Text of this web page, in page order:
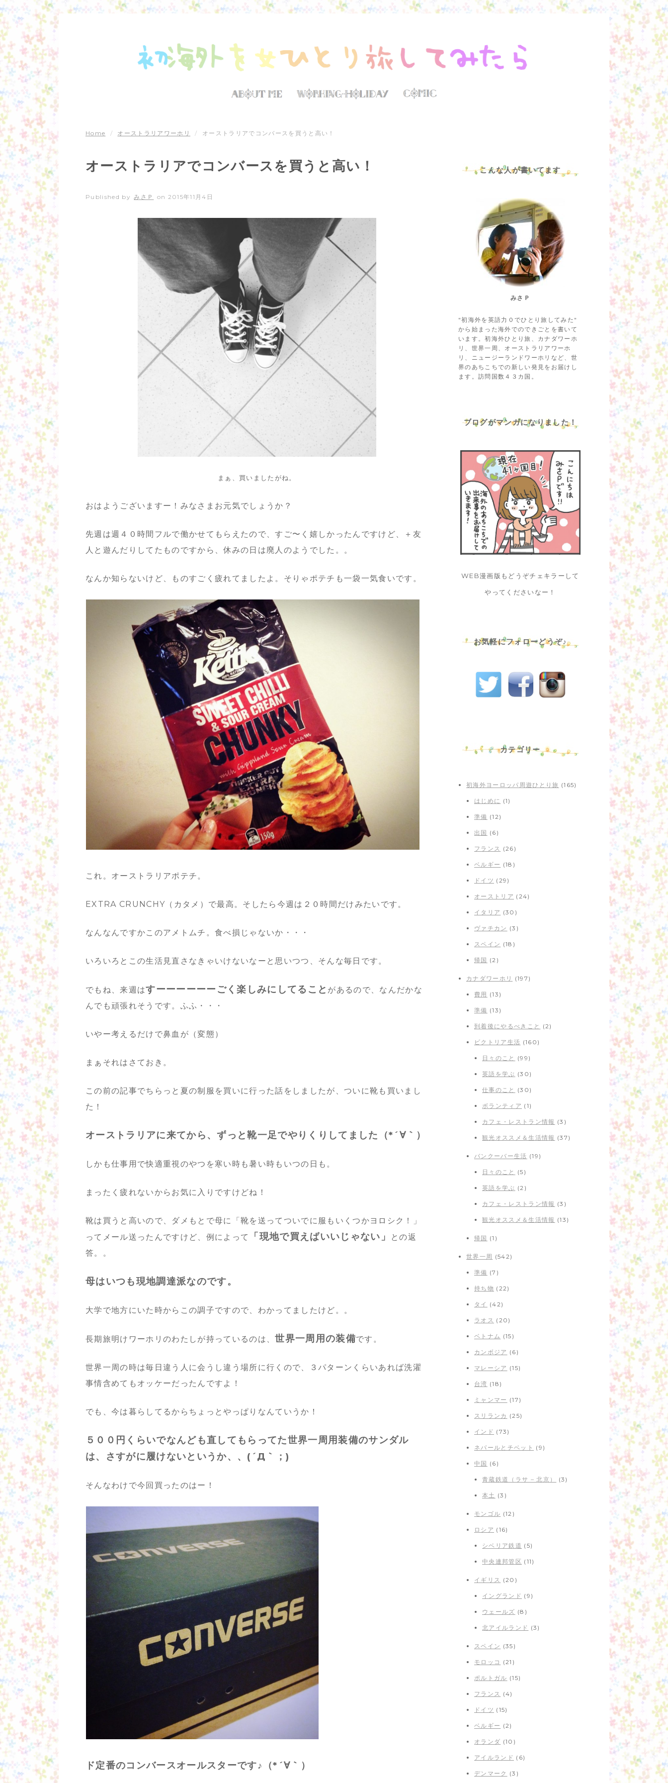
Home / オーストラリアワーホリ / オーストラリアでコンバースを買うと高い！
オーストラリアでコンバースを買うと高い！
Published by みさＰ on 2015年11月4日
まぁ、買いましたがね。
おはようございますー！みなさまお元気でしょうか？
先週は週４０時間フルで働かせてもらえたので、すご〜く嬉しかったんですけど、＋友
人と遊んだりしてたものですから、休みの日は廃人のようでした。。
なんか知らないけど、ものすごく疲れてましたよ。そりゃポテチも一袋一気食いです。
これ。オーストラリアポテチ。
EXTRA CRUNCHY（カタメ）で最高。そしたら今週は２０時間だけみたいです。
なんなんですかこのアメトムチ。食べ損じゃないか・・・
いろいろとこの生活見直さなきゃいけないなーと思いつつ、そんな毎日です。
でもね、来週はすーーーーーーごく楽しみにしてること があるので、なんだかな
んでも頑張れそうです。ふふ・・・
いやー考えるだけで鼻血が（変態）
まぁそれはさておき。
この前の記事でちらっと夏の制服を買いに行った話をしましたが、ついに靴も買いまし
た！
オーストラリアに来てから、ずっと靴一足でやりくりしてました（*´∀｀）
しかも仕事用で快適重視のやつを寒い時も暑い時もいつの日も。
まったく疲れないからお気に入りですけどね！
靴は買うと高いので、ダメもとで母に「靴を送ってついでに服もいくつかヨロシク！」
ってメール送ったんですけど、例によって
「現地で買えばいいじゃない」
との返
答。。
母はいつも現地調達派なのです。
大学で地方にいた時からこの調子ですので、わかってましたけど。。
長期旅明けワーホリのわたしが持っているのは、世界一周用の装備です。
世界一周の時は毎日違う人に会うし違う場所に行くので、３パターンくらいあれば洗濯
事情含めてもオッケーだったんですよ！
でも、今は暮らしてるからちょっとやっぱりなんていうか！
５００円くらいでなんども直してもらってた世界一周用装備のサンダル
は、さすがに履けないというか、、(´Д｀；)
そんなわけで今回買ったのはー！
ド定番のコンバースオールスターです♪（*´∀｀）
こんな人が書いてます
みさＰ
"初海外を英語力０でひとり旅してみた"
から始まった海外でのできごとを書いて
います。初海外ひとり旅、カナダワーホ
リ、世界一周、オーストラリアワーホ
リ、ニュージーランドワーホリなど、世
界のあちこちでの新しい発見をお届けし
ます。訪問国数４３カ国。
ブログがマンガになりました！
WEB漫画版もどうぞチェキラーして
やってくださいなー！
お気軽にフォローどうぞ♪
カテゴリー
初海外ヨーロッパ周遊ひとり旅 (165)
はじめに (1)
準備 (12)
出国 (6)
フランス (26)
ベルギー (18)
ドイツ (29)
オーストリア (24)
イタリア (30)
ヴァチカン (3)
スペイン (18)
帰国 (2)
カナダワーホリ (197)
費用 (13)
準備 (13)
到着後にやるべきこと (2)
ビクトリア生活 (160)
日々のこと (99)
英語を学ぶ (30)
仕事のこと (30)
ボランティア (1)
カフェ・レストラン情報 (3)
観光オススメ＆生活情報 (37)
バンクーバー生活 (19)
日々のこと (5)
英語を学ぶ (2)
カフェ・レストラン情報 (3)
観光オススメ＆生活情報 (13)
帰国 (1)
世界一周 (542)
準備 (7)
持ち物 (22)
タイ (42)
ラオス (20)
ベトナム (15)
カンボジア (6)
マレーシア (15)
台湾 (18)
ミャンマー (17)
スリランカ (25)
インド (73)
ネパールとチベット (9)
中国 (6)
青蔵鉄道（ラサ – 北京） (3)
本土 (3)
モンゴル (12)
ロシア (16)
シベリア鉄道 (5)
中央連邦管区 (11)
イギリス (20)
イングランド (9)
ウェールズ (8)
北アイルランド (3)
スペイン (35)
モロッコ (21)
ポルトガル (15)
フランス (4)
ドイツ (15)
ベルギー (2)
オランダ (10)
アイルランド (6)
デンマーク (3)